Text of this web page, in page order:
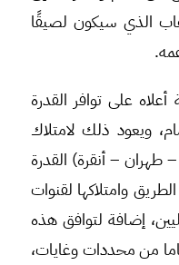
الذي سيكون لصيقًا
على توافر القدرة
ويعود ذلك لامتلاك
طهران – أنقرة) القدرة
وامتلاكها لقنوات
إضافة لتوافق هذه
من محددات وغايات،